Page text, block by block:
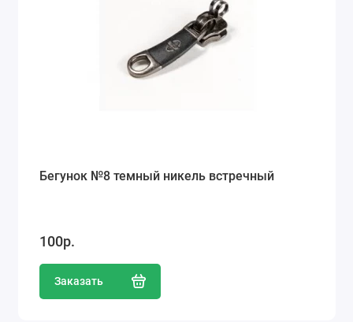
Бегунок №8 темный никель встречный
100р.
Заказать